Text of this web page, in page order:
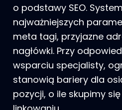
o podstawy SEO.
najważniejszych
meta tagi, przyjazne
nagłówki. Przy
wsparciu specjalisty,
stanowią bariery dla
pozycji, o ile skupimy